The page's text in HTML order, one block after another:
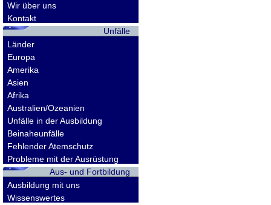
Wir über uns
Kontakt
Unfälle
Länder
Europa
Amerika
Asien
Afrika
Australien/Ozeanien
Unfälle in der Ausbildung
Beinaheunfälle
Fehlender Atemschutz
Probleme mit der Ausrüstung
Aus- und Fortbildung
Ausbildung mit uns
Wissenswertes